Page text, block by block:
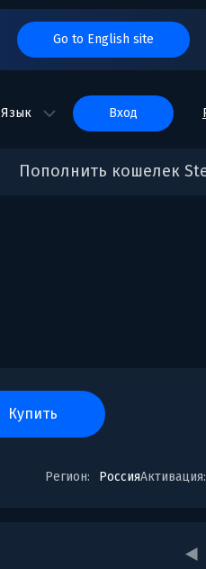
Go to English site
Язык вход
Пополнить кошелек
купить
Регион: РоссияАктивация: